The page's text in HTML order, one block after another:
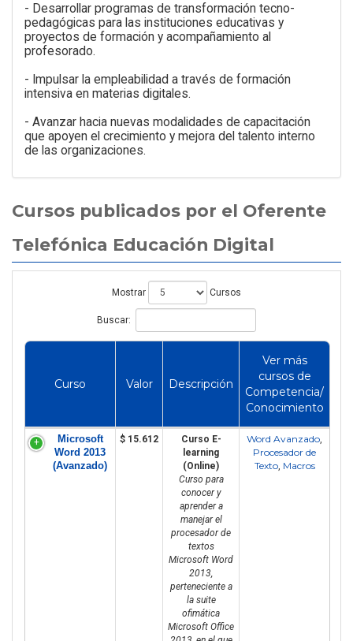
- Desarrollar programas de transformación tecno-
pedagógicas para las instituciones educativas y
proyectos de formación y acompañamiento al
profesorado.
- Impulsar la empleabilidad a través de formación
intensiva en materias digitales.
- Avanzar hacia nuevas modalidades de capacitación
que apoyen el crecimiento y mejora del talento interno
de las organizaciones.
Cursos publicados por el Oferente
Telefónica Educación Digital
Mostrar Cursos
Buscar:
Curso Valor Descripción
Ver más
cursos de
Competencia/
Conocimiento
Microsoft
Word 2013
(Avanzado)
$ 15.612
Curso E-
learning
(Online)
Curso para
conocer y
aprender a
manejar el
procesador de
textos
Microsoft Word
2013,
perteneciente a
la suite
ofimática
Microsoft Office
Word Avanzado,
Procesador de
Texto, Macros